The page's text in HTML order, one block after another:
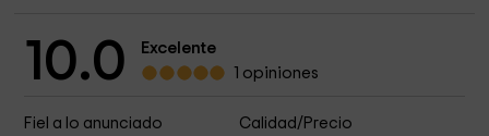
10.0
Excelente
1 opiniones
Fiel a lo anunciado
Calidad/Precio